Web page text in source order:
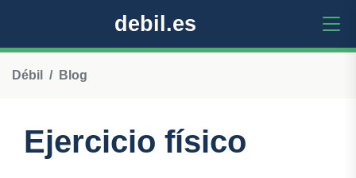
debil.es
Débil Blog
Ejercicio físico